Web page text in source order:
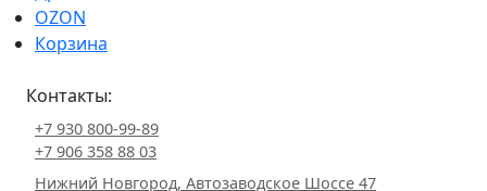
OZON
Корзина
Контакты:
+7 930 800-99-89
+7 906 358 88 03
Нижний Новгород, Автозаводское Шоссе 47